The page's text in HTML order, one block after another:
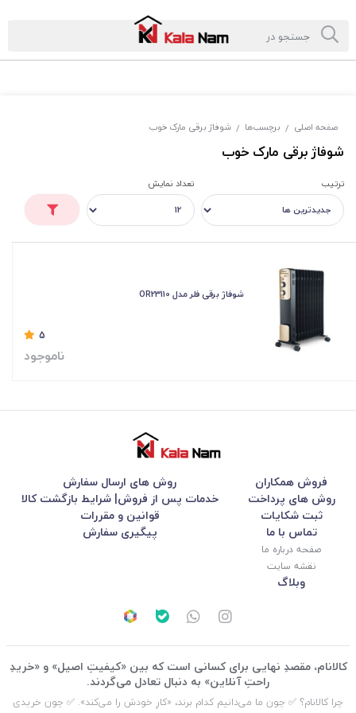
صفحه اصلی / برچسب‌ها / شوفاژ برقی مارک خوب
شوفاژ برقی مارک خوب
ترتیب تعداد نمایش
شوفاژ برقی فلر مدل OR23110
5
ناموجود
فروش همکاران
روش های ارسال سفارش
روش های پرداخت
خدمات پس از فروش| شرایط بازگشت کالا
ثبت شکایات
قوانین و مقررات
تماس با ما
صفحه درباره ما
نقشه سایت
پیگیری سفارش
وبلاگ
کالانام، مقصدِ نهایی برای کسانی است که بین «کیفیتِ اصیل» و «خریدِ
راحتِ آنلاین» به دنبال تعادل می‌گردند.
چرا کالانام؟ ✅ چون ما می‌دانیم کدام برند، «کارِ خودش را می‌کند». ✅ چون خریدی